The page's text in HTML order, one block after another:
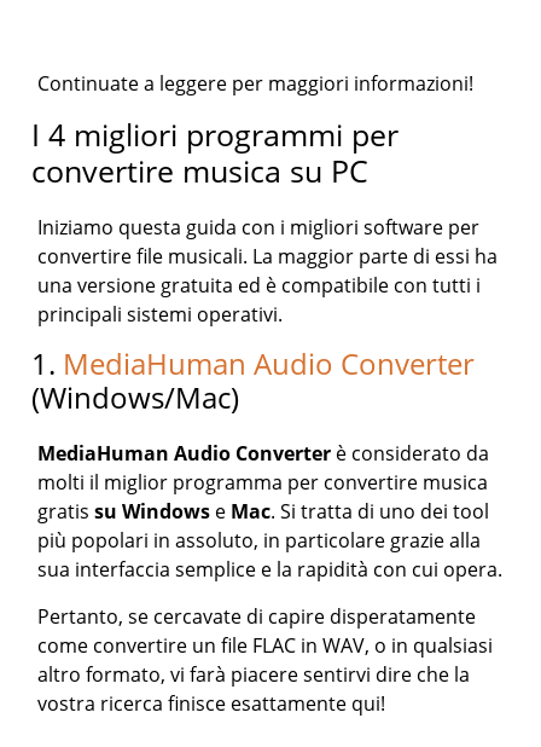
Continuate a leggere per maggiori informazioni!
I 4 migliori programmi per
convertire musica su PC
Iniziamo questa guida con i migliori software per
convertire file musicali. La maggior parte di essi ha
una versione gratuita ed è compatibile con tutti i
principali sistemi operativi.
1. MediaHuman Audio Converter
(Windows/Mac)
MediaHuman Audio Converter è considerato da
molti il miglior programma per convertire musica
gratissu Windows e Mac. Si tratta di uno dei tool
più popolari in assoluto, in particolare grazie alla
sua interfaccia semplice e la rapidità con cui opera.
Pertanto, se cercavate di capire disperatamente
come convertire un file FLAC in WAV, o in qualsiasi
altro formato, vi farà piacere sentirvi dire che la
vostra ricerca finisce esattamente qui!